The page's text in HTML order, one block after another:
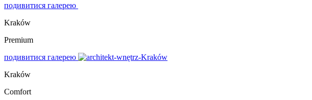
подивитися галерею
Kraków
Premium
подивитися галерею
Kraków
Comfort